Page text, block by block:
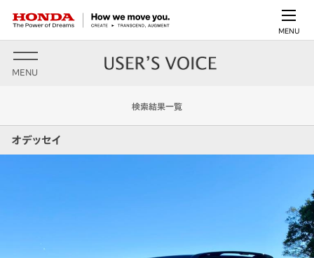
MENU
MENU
検索結果一覧
オデッセイ